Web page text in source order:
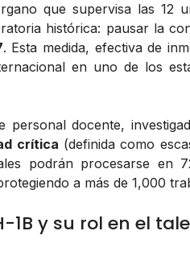
que supervisa las 12
histórica: pausar la
. Esta medida, efectiva de
en uno de los
docente,
crítica (definida como
podrán procesarse en
a más de 1,000
y su rol en el